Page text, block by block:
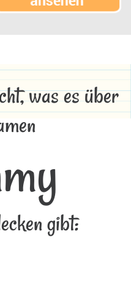
was es über
gibt: